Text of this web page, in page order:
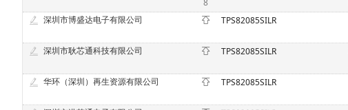
8
深圳市博盛达电子有限公司
TPS82085SILR
深圳市耿芯通科技有限公司 TPS82085SILR
华环（深圳）再生资源有限公司 TPS82085SILR